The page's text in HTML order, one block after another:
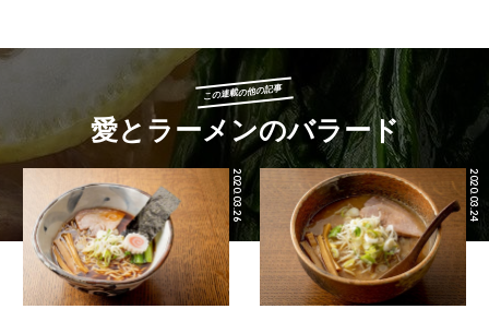
この連載の他の記事
愛とラーメンのバラード
2020.03.26 2020.03.24